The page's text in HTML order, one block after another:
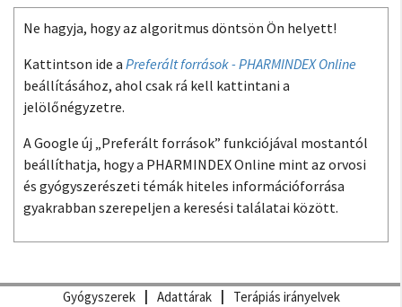
Ne hagyja, hogy az algoritmus döntsön Ön helyett!
Kattintson ide a Preferált források - PHARMINDEX Online
beállításához, ahol csak rá kell kattintani a
jelölőnégyzetre.
A Google új „Preferált források” funkciójával mostantól
beállíthatja, hogy a PHARMINDEX Online mint az orvosi
és gyógyszerészeti témák hiteles információforrása
gyakrabban szerepeljen a keresési találatai között.
Gyógyszerek Adattárak
Terápiás irányelvek